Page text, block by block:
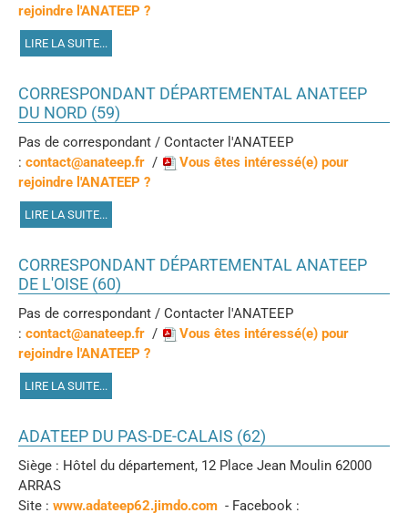
rejoindre l'ANATEEP ?
LIRE LA SUITE...
CORRESPONDANT DÉPARTEMENTAL ANATEEP
DU NORD (59)
Pas de correspondant / Contacter l'ANATEEP
: contact@anateep.fr /
Vous êtes intéressé(e) pour
rejoindre l'ANATEEP ?
LIRE LA SUITE...
CORRESPONDANT DÉPARTEMENTAL ANATEEP
DE L'OISE (60)
Pas de correspondant / Contacter l'ANATEEP
: contact@anateep.fr /
Vous êtes intéressé(e) pour
rejoindre l'ANATEEP ?
LIRE LA SUITE...
ADATEEP DU PAS-DE-CALAIS (62)
Siège : Hôtel du département, 12 Place Jean Moulin 62000
ARRAS
Site : www.adateep62.jimdo.com - Facebook :